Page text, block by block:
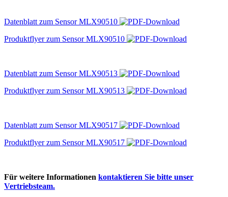
Datenblatt zum Sensor MLX90510
Produktflyer zum Sensor MLX90510
Datenblatt zum Sensor MLX90513
Produktflyer zum Sensor MLX90513
Datenblatt zum Sensor MLX90517
Produktflyer zum Sensor MLX90517
Für weitere Informationen kontaktieren Sie bitte unser
Vertriebsteam.